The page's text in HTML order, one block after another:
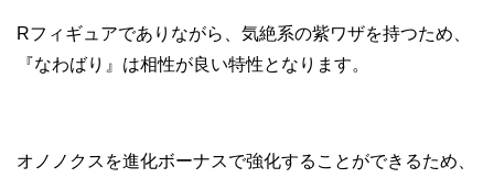
Rフィギュアでありながら、気絶系の紫ワザを持つため、
『なわばり』は相性が良い特性となります。
オノノクスを進化ボーナスで強化することができるため、